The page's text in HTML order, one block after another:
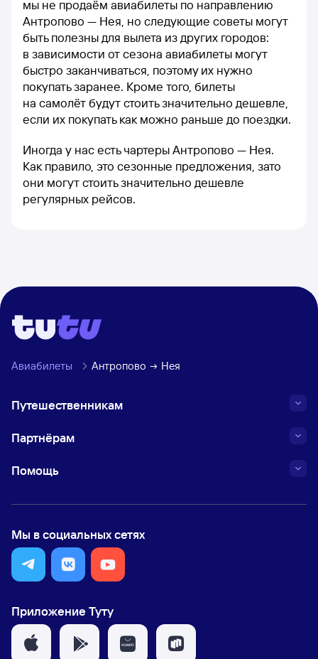
мы не продаём авиабилеты по направлению
Антропово — Нея, но следующие советы могут
быть полезны для вылета из других городов:
в зависимости от сезона авиабилеты могут
быстро заканчиваться, поэтому их нужно
покупать заранее. Кроме того, билеты
на самолёт будут стоить значительно дешевле,
если их покупать как можно раньше до поездки.
Иногда у нас есть чартеры Антропово — Нея.
Как правило, это сезонные предложения, зато
они могут стоить значительно дешевле
регулярных рейсов.
Авиабилеты Антропово Нея
Путешественникам
Партнёрам
Помощь
Мы в социальных сетях
Приложение Туту